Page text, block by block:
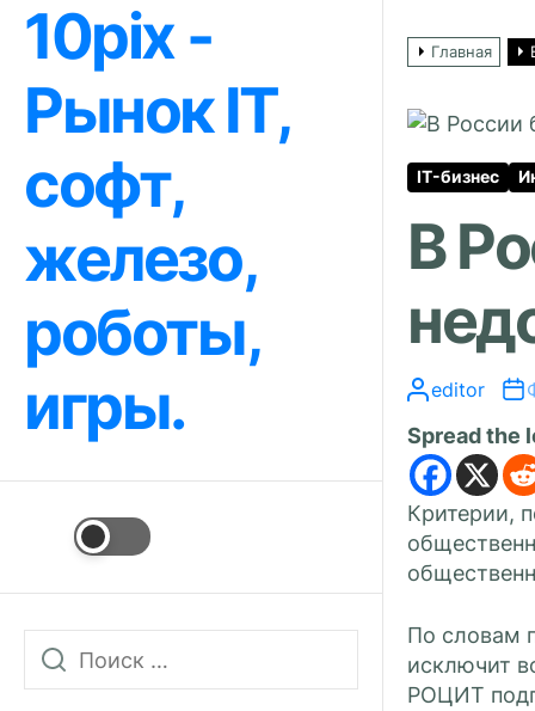
Перейти
содержимому
10pix -
Рынок IT,
софт,
железо,
роботы,
игры.
Главная
IT-бизнес
В
editor
Spread the
Критерии,
По словам
исключит
РОЦИТ